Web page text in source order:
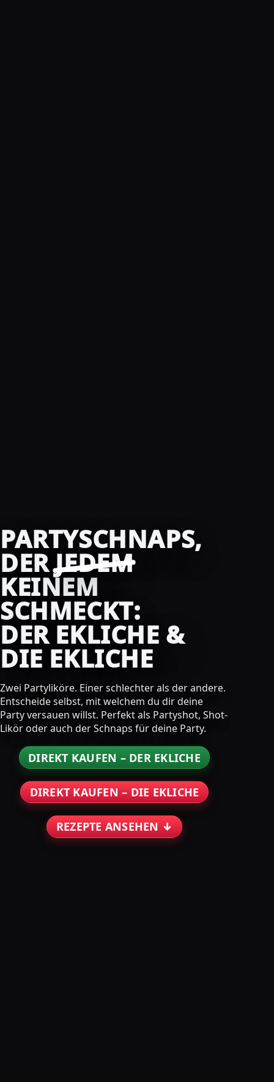
PARTYSCHNAPS,
DERJEDEM
KEINEM
SCHMECKT:
DER EKLICHE &
DIE EKLICHE
Zwei Partyliköre. Einer schlechter als der andere.
Entscheide selbst, mit welchem du dir deine
Party versauen willst. Perfekt als Partyshot, Shot-
Likör oder auch der Schnaps für deine Party.
DIREKT KAUFEN – DER EKLICHE
DIREKT KAUFEN – DIE EKLICHE
REZEPTE ANSEHEN ↓